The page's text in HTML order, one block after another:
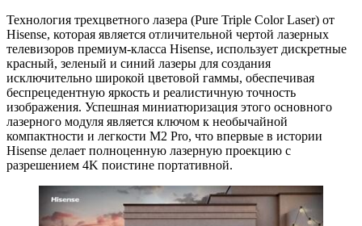
Технология трехцветного лазера (Pure Triple Color Laser) от
Hisense, которая является отличительной чертой лазерных
телевизоров премиум-класса Hisense, использует дискретные
красный, зеленый и синий лазеры для создания
исключительно широкой цветовой гаммы, обеспечивая
беспрецедентную яркость и реалистичную точность
изображения. Успешная миниатюризация этого основного
лазерного модуля является ключом к необычайной
компактности и легкости M2 Pro, что впервые в истории
Hisense делает полноценную лазерную проекцию с
разрешением 4K поистине портативной.